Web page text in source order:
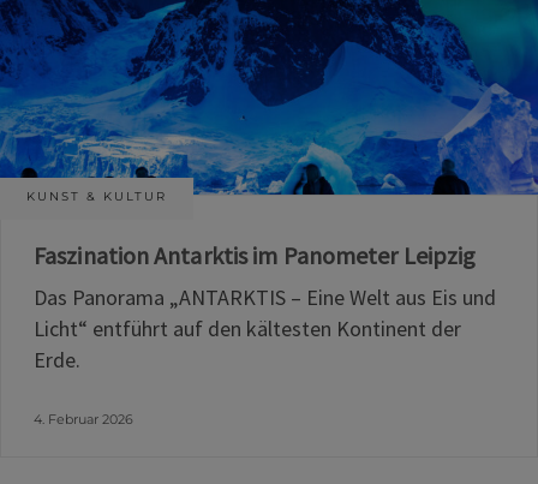
KUNST & KULTUR
Faszination Antarktis im Panometer Leipzig
Das Panorama „ANTARKTIS – Eine Welt aus Eis und
Licht“ entführt auf den kältesten Kontinent der
Erde.
4. Februar 2026